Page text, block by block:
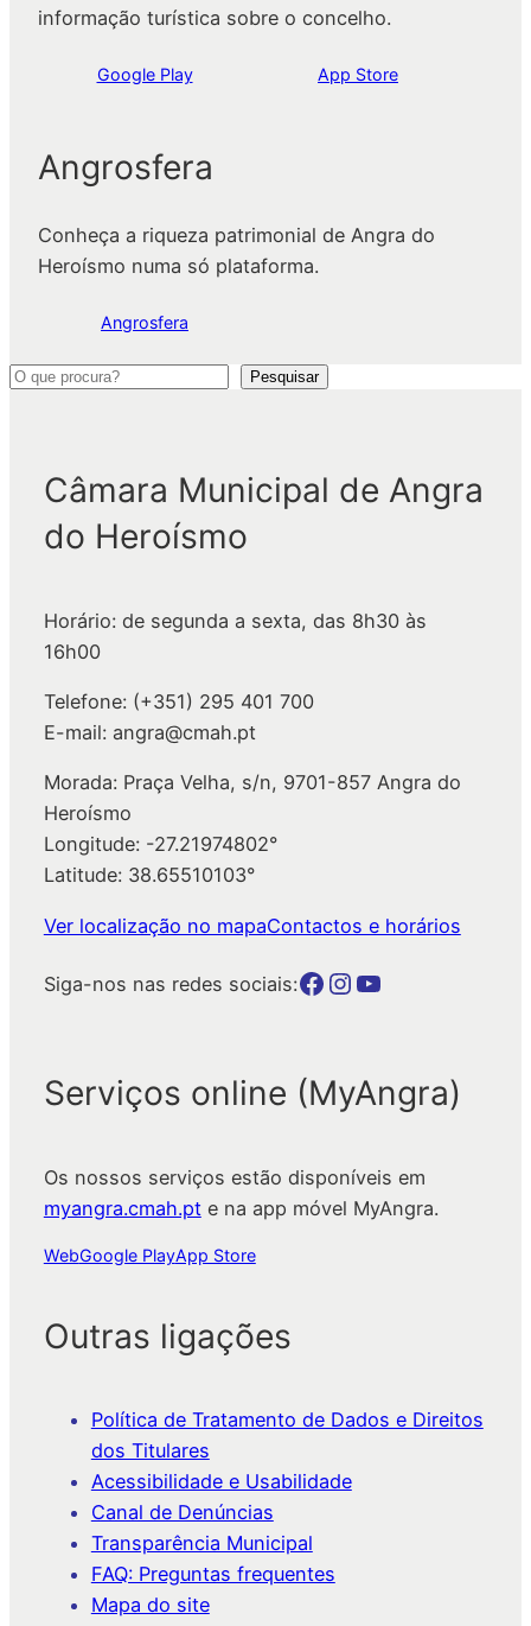
informação turística sobre o concelho.
Google Play App Store
Angrosfera
Conheça a riqueza patrimonial de Angra do
Heroísmo numa só plataforma.
Angrosfera
P
Pesquisar
Câmara Municipal de Angra
do Heroísmo
Horário: de segunda a sexta, das 8h30 às
16h00
Telefone: (+351) 295 401 700
E-mail: angra@cmah.pt
Morada: Praça Velha, s/n, 9701-857 Angra do
Heroísmo
Longitude: -27.21974802°
Latitude: 38.65510103°
Ver localização no mapaContactos e horários
Siga-nos nas redes sociais:Botão para a página da autarquia no Facebook Botão para a página da autarquia no Instagram Botão para a página da autarquia no Youtube
Serviços online (MyAngra)
Os nossos serviços estão disponíveis em
myangra.cmah.pt e na app móvel MyAngra.
WebGoogle PlayApp Store
Outras ligações
Política de Tratamento de Dados e Direitos
dos Titulares
Acessibilidade e Usabilidade
Canal de Denúncias
Transparência Municipal
FAQ: Preguntas frequentes
Mapa do site